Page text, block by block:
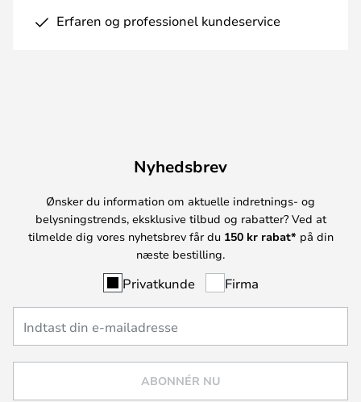
Erfaren og professionel kundeservice
Nyhedsbrev
Ønsker du information om aktuelle indretnings- og
belysningstrends, eksklusive tilbud og rabatter? Ved at
tilmelde dig vores nyhetsbrev får du 150 kr rabat* på din
næste bestilling.
Privatkunde Firma
ABONNÉR NU